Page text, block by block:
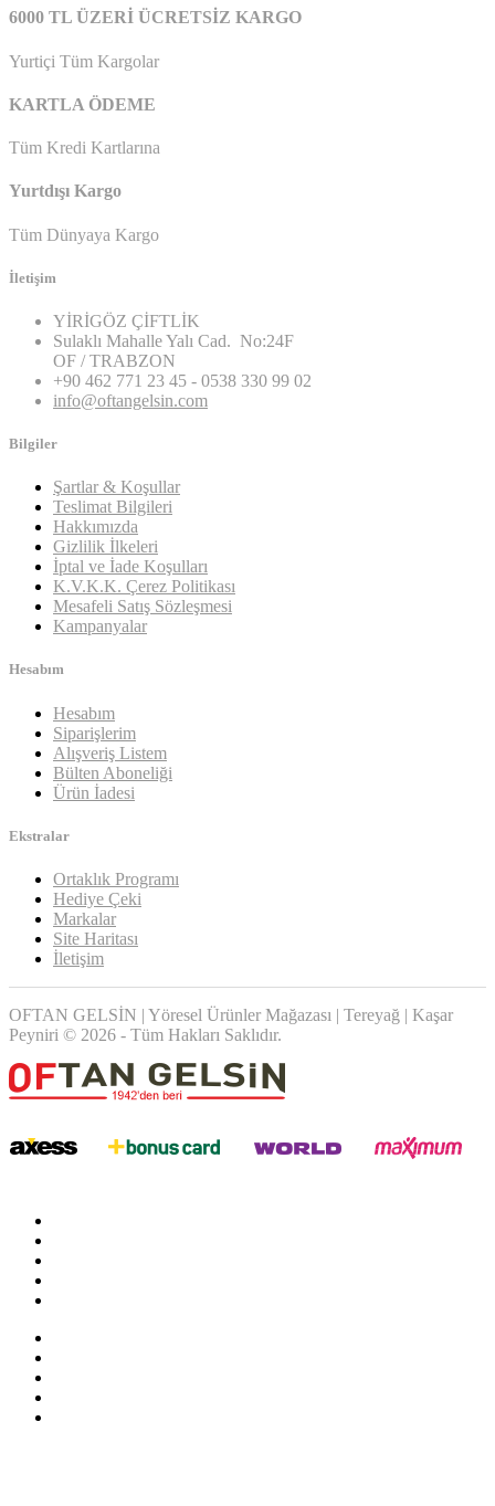
6000 TL ÜZERİ ÜCRETSİZ KARGO
Yurtiçi Tüm Kargolar
KARTLA ÖDEME
Tüm Kredi Kartlarına
Yurtdışı Kargo
Tüm Dünyaya Kargo
İletişim
YİRİGÖZ ÇİFTLİK
Sulaklı Mahalle Yalı Cad. No:24F
OF / TRABZON
+90 462 771 23 45 - 0538 330 99 02
info@oftangelsin.com
Bilgiler
Şartlar & Koşullar
Teslimat Bilgileri
Hakkımızda
Gizlilik İlkeleri
İptal ve İade Koşulları
K.V.K.K. Çerez Politikası
Mesafeli Satış Sözleşmesi
Kampanyalar
Hesabım
Hesabım
Siparişlerim
Alışveriş Listem
Bülten Aboneliği
Ürün İadesi
Ekstralar
Ortaklık Programı
Hediye Çeki
Markalar
Site Haritası
İletişim
OFTAN GELSİN | Yöresel Ürünler Mağazası | Tereyağ | Kaşar
Peyniri © 2026 - Tüm Hakları Saklıdır.